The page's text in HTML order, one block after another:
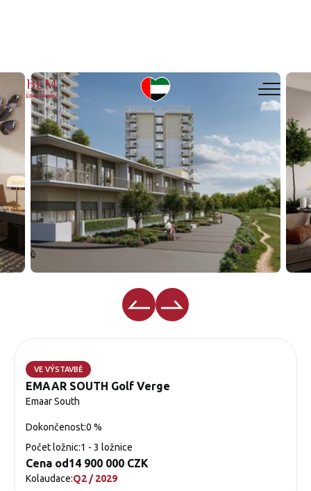
EMAAR SOUTH Golf Verge
VE VÝSTAVBĚ
EMAAR SOUTH Golf Verge
Emaar South
Dokončenost:0 %
Počet ložnic:1 - 3 ložnice
Cena od14 900 000 CZK
Kolaudace:Q2 / 2029